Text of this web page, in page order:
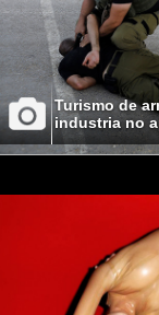
Turismo de
industria no